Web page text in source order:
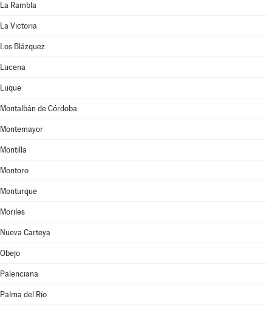
La Rambla
La Victoria
Los Blázquez
Lucena
Luque
Montalbán de Córdoba
Montemayor
Montilla
Montoro
Monturque
Moriles
Nueva Carteya
Obejo
Palenciana
Palma del Río